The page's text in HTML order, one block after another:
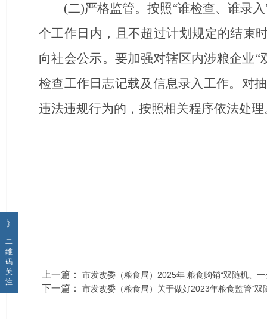
(二)严格监管。按照“谁检查、谁录
个工作日内，且不超过计划规定的结束
向社会公示。要加强对辖区内涉粮企业
检查工作日志记载及信息录入工作。对
违法违规行为的，按照相关程序依法处理
上一篇： 市发改委（粮食局）2025年 粮食购销“双随机、
下一篇： 市发改委（粮食局）关于做好2023年粮食监管“双
》
二
维
码
关
注